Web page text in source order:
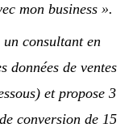
mon business ».
consultant en
données de ventes
et propose 3
conversion de 15